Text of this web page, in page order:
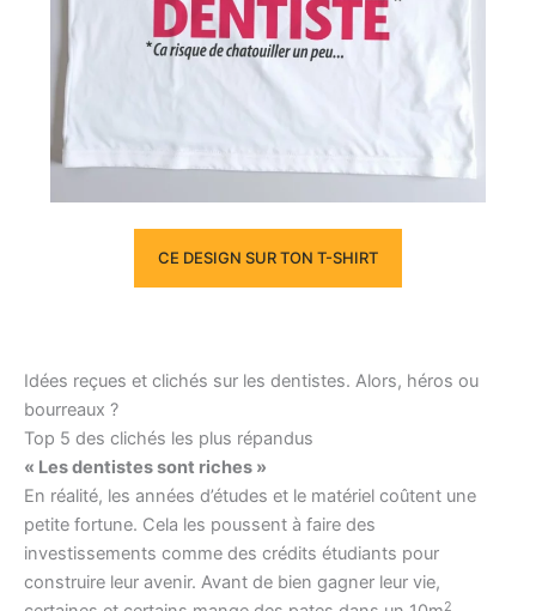
CE DESIGN SUR TON T-SHIRT
Idées reçues et clichés sur les dentistes. Alors, héros ou
bourreaux ?
Top 5 des clichés les plus répandus
« Les dentistes sont riches »
En réalité, les années d’études et le matériel coûtent une
petite fortune. Cela les poussent à faire des
investissements comme des crédits étudiants pour
construire leur avenir. Avant de bien gagner leur vie,
2